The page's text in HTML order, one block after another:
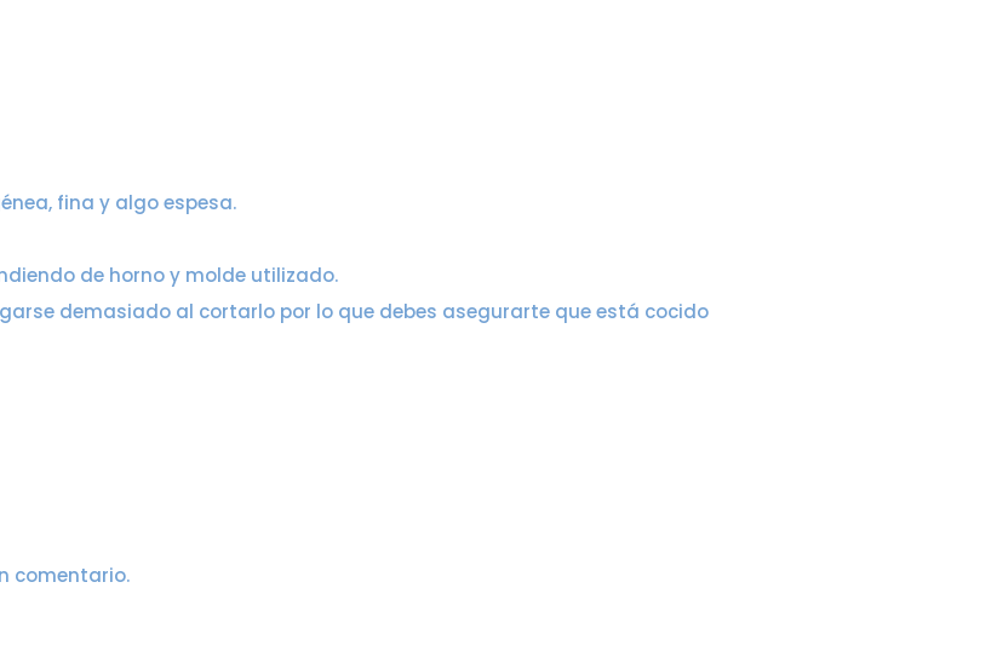
fina y algo espesa.
de horno y molde utilizado.
demasiado al cortarlo por lo que debes asegurarte que está cocido
comentario.